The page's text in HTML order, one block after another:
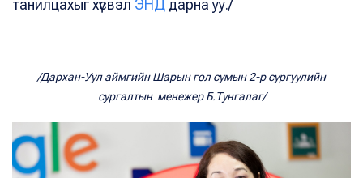
танилцахыг хүсвэл ЭНД дарна уу./
/Дархан-Уул аймгийн Шарын гол сумын 2-р сургуулийн
сургалтын менежер Б.Тунгалаг/